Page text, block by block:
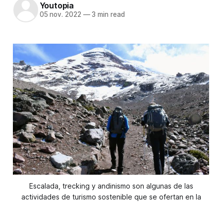
Youtopia
05 nov. 2022 —3 min read
Escalada, trecking y andinismo son algunas de las
actividades de turismo sostenible que se ofertan en la